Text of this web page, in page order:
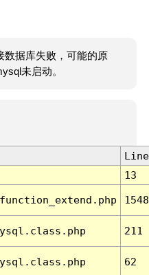
数据库失败，可能的原
未启动。
Line
13
1548
211
62